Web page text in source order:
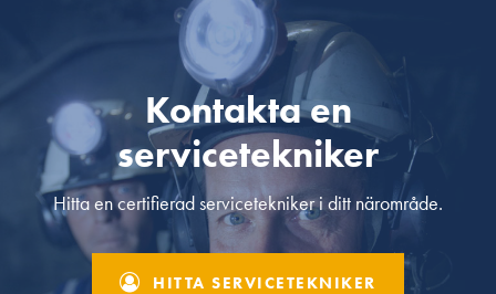
Kontakta en
servicetekniker
Hitta en certifierad servicetekniker i ditt närområde.
HITTA SERVICETEKNIKER